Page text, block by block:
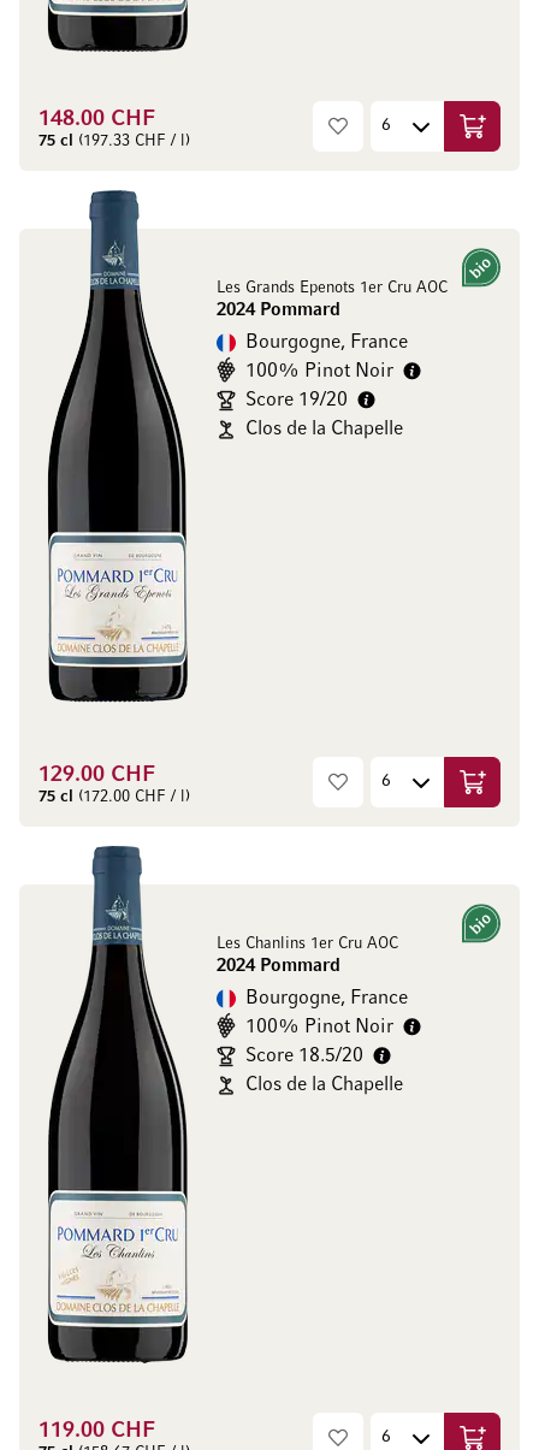
148.00 CHF
75 cl (197.33 CHF / l) Ajouter
Les Grands Epenots 1er Cru AOC
2024 Pommard
Bio
Bourgogne, France
100% Pinot Noir
Score 19/20
Clos de la Chapelle
129.00 CHF
75 cl (172.00 CHF / l) Ajouter
Les Chanlins 1er Cru AOC
2024 Pommard
Bio
Bourgogne, France
100% Pinot Noir
Score 18.5/20
Clos de la Chapelle
119.00 CHF